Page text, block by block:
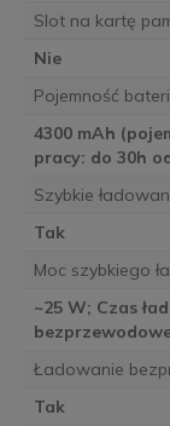
Slot na kartę
Nie
Pojemność
4300 mAh
pracy: do 30h
Szybkie
Tak
Moc szybkiego
~25 W; Czas
Ładowanie
Tak